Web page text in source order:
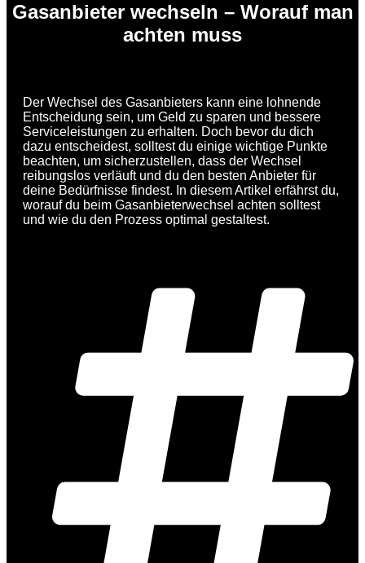
Gasanbieter wechseln – Worauf man
achten muss
Der Wechsel des Gasanbieters kann eine lohnende
Entscheidung sein, um Geld zu sparen und bessere
Serviceleistungen zu erhalten. Doch bevor du dich
dazu entscheidest, solltest du einige wichtige Punkte
beachten, um sicherzustellen, dass der Wechsel
reibungslos verläuft und du den besten Anbieter für
deine Bedürfnisse findest. In diesem Artikel erfährst du,
worauf du beim Gasanbieterwechsel achten solltest
und wie du den Prozess optimal gestaltest.